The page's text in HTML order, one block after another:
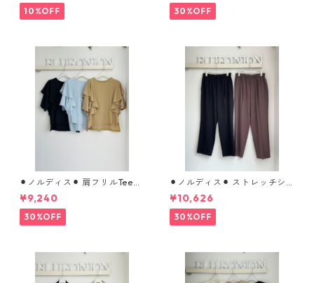
10%OFF 30%OFF
⚫︎ノルディス⚫︎ 肩フリルTeeブ
ラウス （set up対応） 610- 8
5064 cloche
¥9,240
30%OFF
⚫︎ノルディス⚫︎ ストレッチシ
フォンテーパードパンツ 8026
8310 dignitecollier
¥10,626
30%OFF